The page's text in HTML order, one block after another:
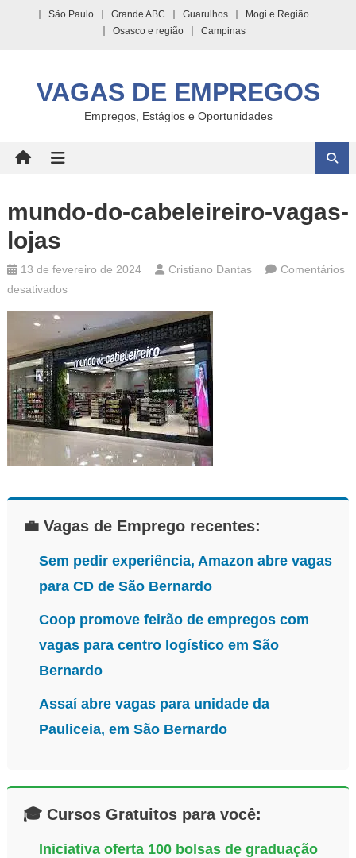
São Paulo Grande ABC Guarulhos
Mogi e Região
Osasco e região
Campinas
VAGAS DE EMPREGOS
Empregos, Estágios e Oportunidades
mundo-do-cabeleireiro-vagas-
lojas
13 de fevereiro de 2024 Cristiano Dantas
Comentários
desativadosem
do-
cabeleireiro-
vagas-
lojas
💼 Vagas de Emprego recentes:
Sem pedir experiência, Amazon abre vagas
para CD de São Bernardo
Coop promove feirão de empregos com
vagas para centro logístico em São
Bernardo
Assaí abre vagas para unidade da
Pauliceia, em São Bernardo
🎓 Cursos Gratuitos para você:
Iniciativa oferta 100 bolsas de graduação